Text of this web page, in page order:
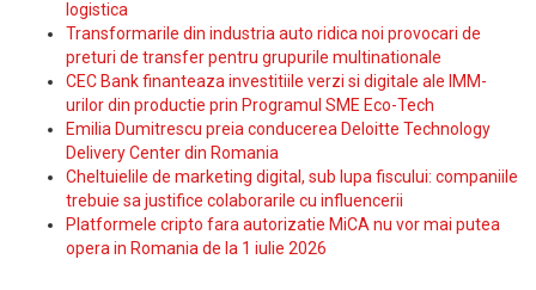
logistica
Transformarile din industria auto ridica noi provocari de
preturi de transfer pentru grupurile multinationale
CEC Bank finanteaza investitiile verzi si digitale ale IMM-
urilor din productie prin Programul SME Eco-Tech
Emilia Dumitrescu preia conducerea Deloitte Technology
Delivery Center din Romania
Cheltuielile de marketing digital, sub lupa fiscului: companiile
trebuie sa justifice colaborarile cu influencerii
Platformele cripto fara autorizatie MiCA nu vor mai putea
opera in Romania de la 1 iulie 2026